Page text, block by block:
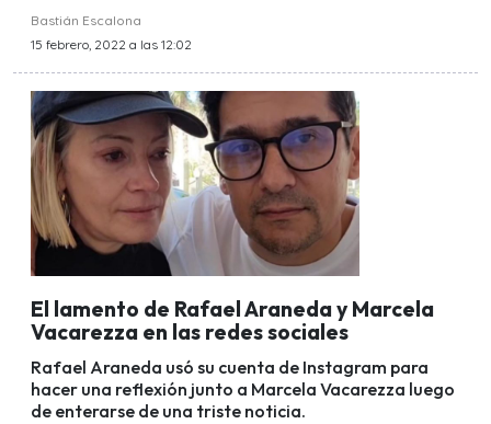
Bastián Escalona
15 febrero, 2022 a las 12:02
El lamento de Rafael Araneda y Marcela
Vacarezza en las redes sociales
Rafael Araneda usó su cuenta de Instagram para
hacer una reflexión junto a Marcela Vacarezza luego
de enterarse de una triste noticia.